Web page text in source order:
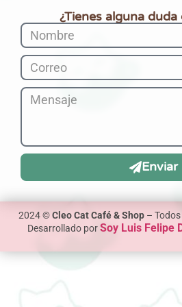
¿Tienes alguna
Enviar
2024 ©Cleo Cat Café & Shop –
Desarrollado porSoy Luis Felipe